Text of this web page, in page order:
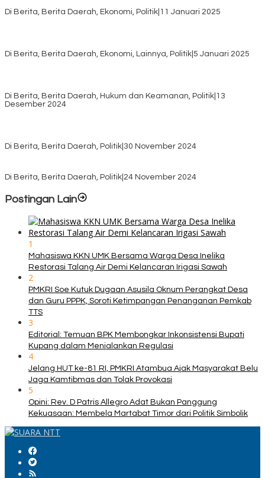
Di Berita, Berita Daerah, Ekonomi, Politik 11 Januari 2025
Di Berita, Berita Daerah, Ekonomi, Lainnya, Politik 5 Januari 2025
Di Berita, Berita Daerah, Hukum dan Keamanan, Politik 13
Desember 2024
Di Berita, Berita Daerah, Politik 30 November 2024
Di Berita, Berita Daerah, Politik 24 November 2024
Postingan Lain
1
Mahasiswa KKN UMK Bersama Warga Desa Inelika
Restorasi Talang Air Demi Kelancaran Irigasi Sawah
2
PMKRI Soe Kutuk Dugaan Asusila Oknum Perangkat Desa
dan Guru PPPK, Soroti Ketimpangan Penanganan Pemkab
TTS
3
Editorial: Temuan BPK Membongkar Inkonsistensi Bupati
Kupang dalam Menjalankan Regulasi
4
Jelang HUT ke-81 RI, PMKRI Atambua Ajak Masyarakat Belu
Jaga Kamtibmas dan Tolak Provokasi
5
Opini: Rev. D Patris Allegro Adat Bukan Panggung
Kekuasaan: Membela Martabat Timor dari Politik Simbolik